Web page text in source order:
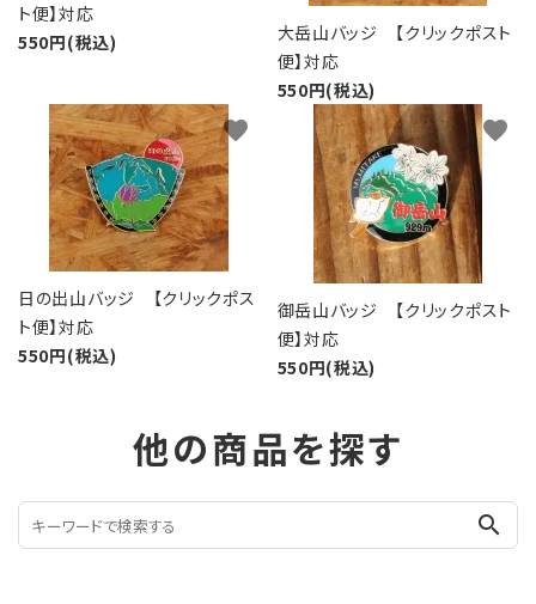
ト便】対応
550円(税込)
大岳山バッジ 【クリックポスト
便】対応
550円(税込)
日の出山バッジ 【クリックポス
ト便】対応
550円(税込)
favorite
御岳山バッジ 【クリックポスト
便】対応
550円(税込)
favorite
他の商品を探す
search